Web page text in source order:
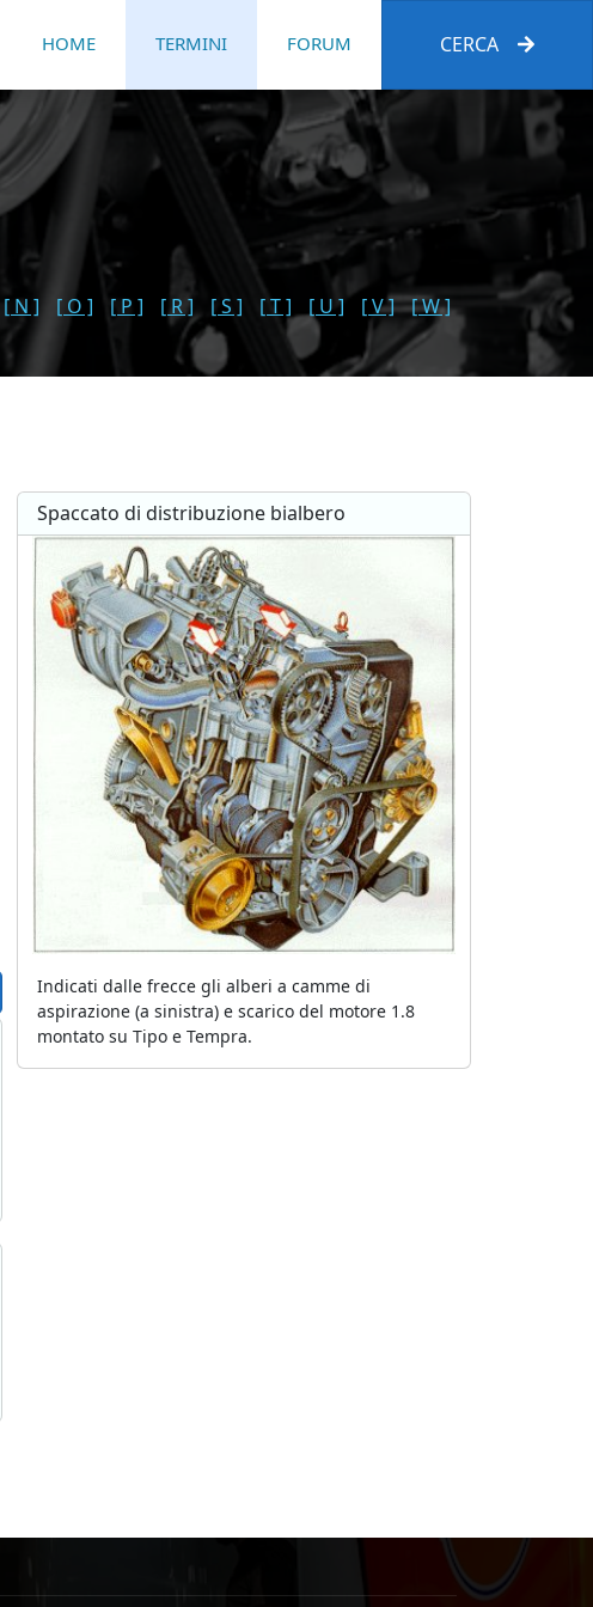
HOME TERMINI FORUM CERCA
[ N ] [ O ] [ P ] [ R ] [ S ] [ T ] [ U ] [ V ]
[ W ]
Spaccato di distribuzione bialbero
Indicati dalle frecce gli alberi a camme di
aspirazione (a sinistra) e scarico del motore 1.8
montato su Tipo e Tempra.